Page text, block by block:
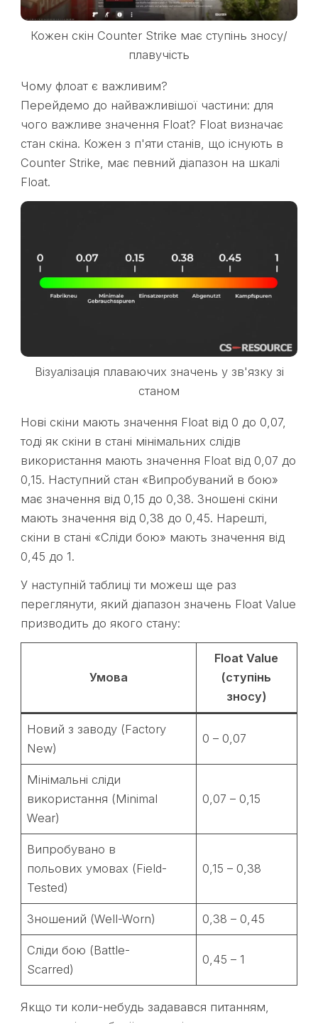
Кожен скін Counter Strike має ступінь зносу/
плавучість
Чому флоат є важливим?
Перейдемо до найважливішої частини: для
чого важливе значення Float? Float визначає
стан скіна. Кожен з п'яти станів, що існують в
Counter Strike, має певний діапазон на шкалі
Float.
Візуалізація плаваючих значень у зв'язку зі
станом
Нові скіни мають значення Float від 0 до 0,07,
тоді як скіни в стані мінімальних слідів
використання мають значення Float від 0,07 до
0,15. Наступний стан «Випробуваний в бою»
має значення від 0,15 до 0,38. Зношені скіни
мають значення від 0,38 до 0,45. Нарешті,
скіни в стані «Сліди бою» мають значення від
0,45 до 1.
У наступній таблиці ти можеш ще раз
переглянути, який діапазон значень Float Value
призводить до якого стану:
Умова
Float Value
(ступінь
зносу)
Новий з заводу (Factory
New)
0 – 0,07
Мінімальні сліди
використання (Minimal
Wear)
0,07 – 0,15
Випробувано в
польових умовах (Field-
Tested)
0,15 – 0,38
Зношений (Well-Worn) 0,38 – 0,45
Сліди бою (Battle-
Scarred)
0,45 – 1
Якщо ти коли-небудь задавався питанням,